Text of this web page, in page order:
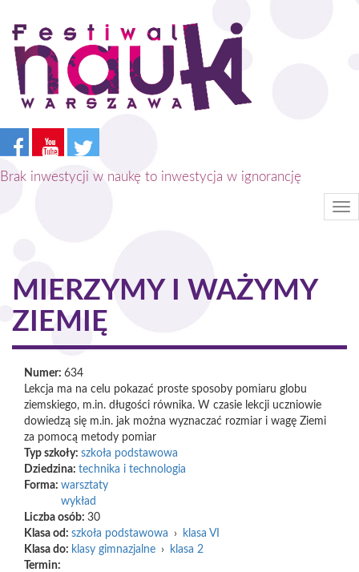
Przejdź
treści
Brak inwestycji w naukę to inwestycja w ignorancję
MIERZYMY I WAŻYMY
ZIEMIĘ
Numer: 634
Lekcja ma na celu pokazać proste sposoby pomiaru globu
ziemskiego, m.in. długości równika. W czasie lekcji uczniowie
dowiedzą się m.in. jak można wyznaczać rozmiar i wagę Ziemi
za pomocą metody pomiar
Typ szkoły: szkoła podstawowa
Dziedzina: technika i technologia
Forma: warsztaty
wykład
Liczba osób: 30
Klasa od: szkoła podstawowa ›
klasa VI
Klasa do: klasy gimnazjalne ›
klasa 2
Termin: